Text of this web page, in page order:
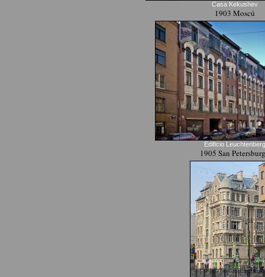
Casa Kekushev
1903 Moscú
Edificio Leuchtenberg
1905 San